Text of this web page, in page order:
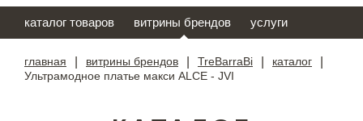
каталог товаров витрины брендов услуги
главная витрины брендов TreBarraBi каталог
Ультрамодное платье макси ALCE - JVI